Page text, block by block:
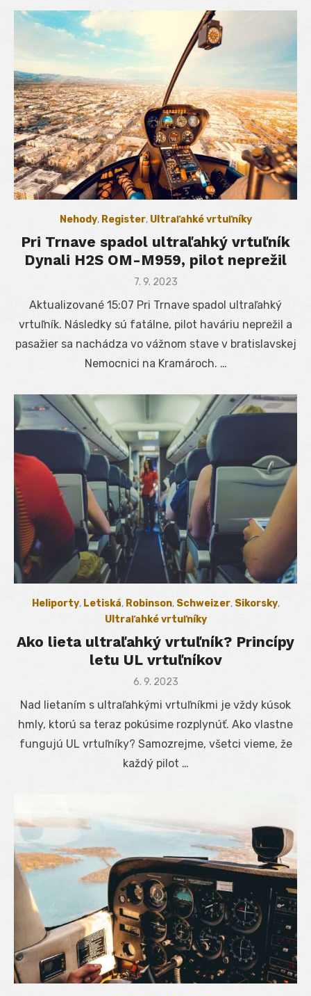
Nehody, Register, Ultraľahké vrtuľníky
Pri Trnave spadol ultraľahký vrtuľník
Dynali H2S OM-M959, pilot neprežil
Posted
7. 9. 2023
Aktualizované 15:07 Pri Trnave spadol ultraľahký
vrtuľník. Následky sú fatálne, pilot haváriu neprežil a
pasažier sa nachádza vo vážnom stave v bratislavskej
Nemocnici na Kramároch. …
Heliporty, Letiská, Robinson, Schweizer, Sikorsky,
Ultraľahké vrtuľníky
Ako lieta ultraľahký vrtuľník? Princípy
letu UL vrtuľníkov
Posted
6. 9. 2023
Nad lietaním s ultraľahkými vrtuľníkmi je vždy kúsok
hmly, ktorú sa teraz pokúsime rozplynúť. Ako vlastne
fungujú UL vrtuľníky? Samozrejme, všetci vieme, že
každý pilot …